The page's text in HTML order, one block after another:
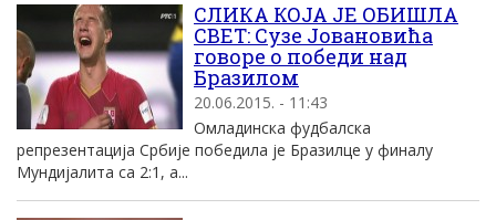
СЛИКА КОЈА ЈЕ ОБИШЛА
СВЕТ: Сузе Јовановића
говоре о победи над
Бразилом
20.06.2015. - 11:43
Омладинска фудбалска
репрезентација Србије победила је Бразилце у финалу
Мундијалита са 2:1, а...